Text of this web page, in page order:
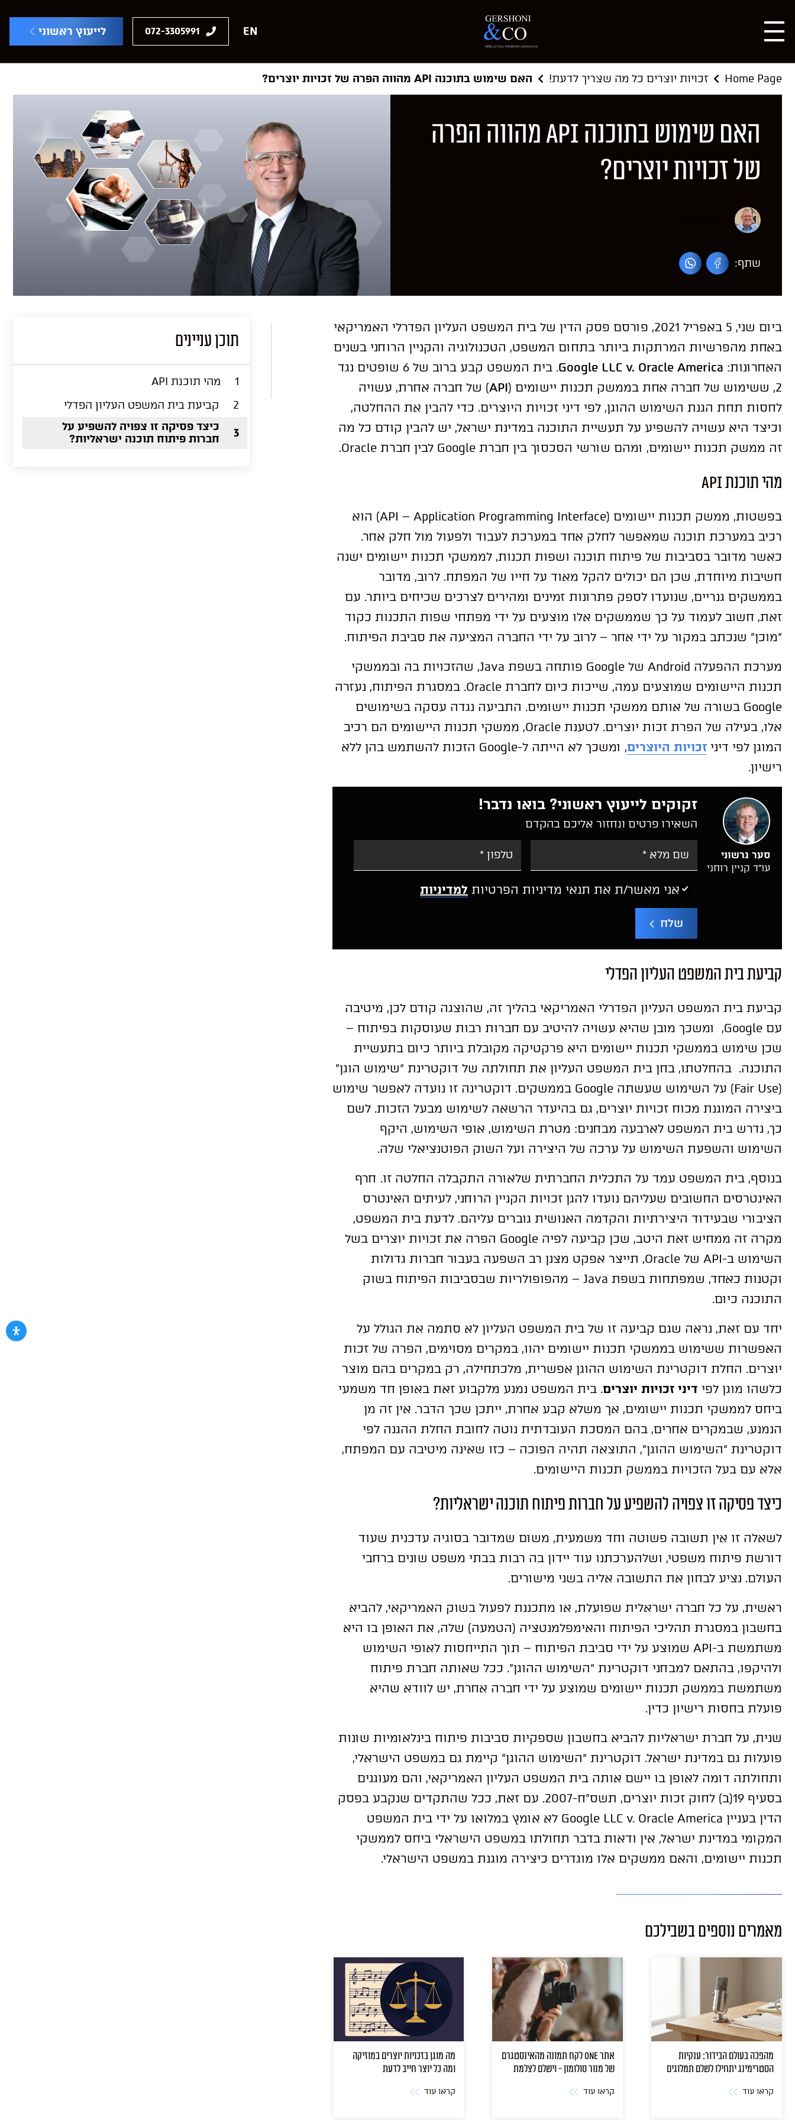
EN
072-3305991 לייעוץ ראשוני
Home Page זכויות יוצרים כל מה שצריך לדעת! האם שימוש בתוכנה API מהווה הפרה של זכויות יוצרים?
האם שימוש בתוכנה API מהווה הפרה
של זכויות יוצרים?
שתף:
ביום שני, 5 באפריל 2021, פורסם פסק הדין של בית המשפט העליון הפדרלי האמריקאי
באחת מהפרשיות המרתקות ביותר בתחום המשפט, הטכנולוגיה והקניין הרוחני בשנים
האחרונות: Google LLC v. Oracle America
. בית המשפט קבע ברוב של 6 שופטים נגד
2, ששימוש של חברה אחת בממשק תכנות יישומים (
API) של חברה אחרת, עשויה
לחסות תחת הגנת השימוש ההוגן, לפי דיני זכויות היוצרים. כדי להבין את ההחלטה,
וכיצד היא עשויה להשפיע על תעשיית התוכנה במדינת ישראל, יש להבין קודם כל מה
זה ממשק תכנות יישומים, ומהם שורשי הסכסוך בין חברת Google לבין חברת Oracle.
מהי תוכנת API
בפשטות, ממשק תכנות יישומים (API – Application Programming Interface) הוא
רכיב במערכת תוכנה שמאפשר לחלק אחד במערכת לעבוד ולפעול מול חלק אחר.
כאשר מדובר בסביבות של פיתוח תוכנה ושפות תכנות, לממשקי תכנות יישומים ישנה
חשיבות מיוחדת, שכן הם יכולים להקל מאוד על חייו של המפתח. לרוב, מדובר
בממשקים גנריים, שנועדו לספק פתרונות זמינים ומהירים לצרכים שכיחים ביותר. עם
זאת, חשוב לעמוד על כך שממשקים אלו מוצעים על ידי מפתחי שפות התכנות כקוד
“מוכן” שנכתב במקור על ידי אחר – לרוב על ידי החברה המציעה את סביבת הפיתוח.
מערכת ההפעלה Android של Google פותחה בשפת Java, שהזכויות בה ובממשקי
תכנות היישומים שמוצעים עמה, שייכות כיום לחברת Oracle. במסגרת הפיתוח, נעזרה
Google בשורה של אותם ממשקי תכנות יישומים. התביעה נגדה עסקה בשימושים
אלו, בעילה של הפרת זכות יוצרים. לטענת Oracle, ממשקי תכנות היישומים הם רכיב
המוגן לפי דיני זכויות היוצרים
, ומשכך לא הייתה ל-Google הזכות להשתמש בהן ללא
רישיון.
סער גרשוני
עו”ד קניין רוחני
זקוקים לייעוץ ראשוני? בואו נדבר!
השאירו פרטים ונחזור אליכם בהקדם
אני מאשר/ת את תנאי מדיניות הפרטיות למדיניות
שלח
l
t
v
קביעת בית המשפט העליון הפדלי
קביעת בית המשפט העליון הפדרלי האמריקאי בהליך זה, שהוצגה קודם לכן, מיטיבה
עם Google, ומשכך מובן שהיא עשויה להיטיב עם חברות רבות שעוסקות בפיתוח –
שכן שימוש בממשקי תכנות יישומים היא פרקטיקה מקובלת ביותר כיום בתעשיית
התוכנה. בהחלטתו, בחן בית המשפט העליון את תחולתה של דוקטרינת “שימוש הוגן”
(Fair Use) על השימוש שעשתה Google בממשקים. דוקטרינה זו נועדה לאפשר שימוש
ביצירה המוגנת מכוח זכויות יוצרים, גם בהיעדר הרשאה לשימוש מבעל הזכות. לשם
כך, נדרש בית המשפט לארבעה מבחנים: מטרת השימוש, אופי השימוש, היקף
השימוש והשפעת השימוש על ערכה של היצירה ועל השוק הפוטנציאלי שלה.
בנוסף, בית המשפט עמד על התכלית החברתית שלאורה התקבלה החלטה זו. חרף
האינטרסים החשובים שעליהם נועדו להגן זכויות הקניין הרוחני, לעיתים האינטרס
הציבורי שבעידוד היצירתיות והקדמה האנושית גוברים עליהם. לדעת בית המשפט,
מקרה זה ממחיש זאת היטב, שכן קביעה לפיה Google הפרה את זכויות יוצרים בשל
השימוש ב-API של Oracle, תייצר אפקט מצנן רב השפעה בעבור חברות גדולות
וקטנות כאחד, שמפתחות בשפת Java – מהפופולריות שבסביבות הפיתוח בשוק
התוכנה כיום.
יחד עם זאת, נראה שגם קביעה זו של בית המשפט העליון לא סתמה את הגולל על
האפשרות ששימוש בממשקי תכנות יישומים יהוו, במקרים מסוימים, הפרה של זכות
יוצרים. החלת דוקטרינת השימוש ההוגן אפשרית, מלכתחילה, רק במקרים בהם מוצר
כלשהו מוגן לפי דיני זכויות יוצרים. בית המשפט נמנע מלקבוע זאת באופן חד משמעי
ביחס לממשקי תכנות יישומים, אך משלא קבע אחרת, ייתכן שכך הדבר. אין זה מן
הנמנע, שבמקרים אחרים, בהם המסכת העובדתית נוטה לחובת החלת ההגנה לפי
דוקטרינת “השימוש ההוגן”, התוצאה תהיה הפוכה – כזו שאינה מיטיבה עם המפתח,
אלא עם בעל הזכויות בממשק תכנות היישומים.
כיצד פסיקה זו צפויה להשפיע על חברות פיתוח תוכנה ישראליות?
לשאלה זו אין תשובה פשוטה וחד משמעית, משום שמדובר בסוגיה עדכנית שעוד
דורשת פיתוח משפטי, ושלהערכתנו עוד יידון בה רבות בבתי משפט שונים ברחבי
העולם. נציע לבחון את התשובה אליה בשני מישורים.
ראשית, על כל חברה ישראלית שפועלת, או מתכננת לפעול בשוק האמריקאי, להביא
בחשבון במסגרת תהליכי הפיתוח והאימפלמנטציה (הטמעה) שלה, את האופן בו היא
משתמשת ב-API שמוצע על ידי סביבת הפיתוח – תוך התייחסות לאופי השימוש
ולהיקפו, בהתאם למבחני דוקטרינת “השימוש ההוגן”. ככל שאותה חברת פיתוח
משתמשת בממשק תכנות יישומים שמוצע על ידי חברה אחרת, יש לוודא שהיא
פועלת בחסות רישיון כדין.
שנית, על חברת ישראליות להביא בחשבון שספקיות סביבות פיתוח בינלאומיות שונות
פועלות גם במדינת ישראל. דוקטרינת “השימוש ההוגן” קיימת גם במשפט הישראלי,
ותחולתה דומה לאופן בו יישם אותה בית המשפט העליון האמריקאי, והם מעוגנים
בסעיף 19(ב) לחוק זכות יוצרים, תשס”ח-2007. עם זאת, ככל שהתקדים שנקבע בפסק
הדין בעניין Google LLC v. Oracle America לא אומץ במלואו על ידי בית המשפט
המקומי במדינת ישראל, אין ודאות בדבר תחולתו במשפט הישראלי ביחס לממשקי
תכנות יישומים, והאם ממשקים אלו מוגדרים כיצירה מוגנת במשפט הישראלי.
מאמרים נוספים בשבילכם
מהפכה בעולם הבידור: ענקיות
הסטרימינג יתחילו לשלם תמלוגים
קראו עוד
אתר ONE לקח תמונה מהאינסטגרם
של מנור סולומון - וישלם לצלמת
קראו עוד
מה מוגן בזכויות יוצרים במוזיקה
ומה כל יוצר חייב לדעת
קראו עוד
תוכן עניינים
1
מהי תוכנת API
2
קביעת בית המשפט העליון הפדלי
3
כיצד פסיקה זו צפויה להשפיע על
חברות פיתוח תוכנה ישראליות?